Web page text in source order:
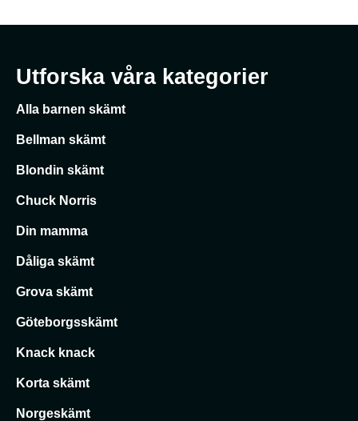
Utforska våra kategorier
Alla barnen skämt
Bellman skämt
Blondin skämt
Chuck Norris
Din mamma
Dåliga skämt
Grova skämt
Göteborgsskämt
Knack knack
Korta skämt
Norgeskämt